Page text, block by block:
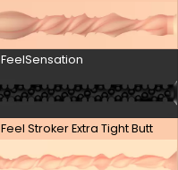
FeelSensation
Feel Stroker Extra Tight Butt